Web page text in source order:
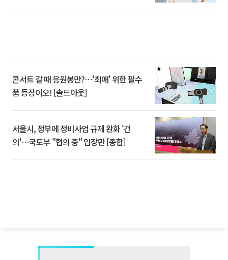
콘서트 갈 때 응원봉만?⋯'최애' 위한 필수
품 등장이오! [솔드아웃]
서울시, 정부에 정비사업 규제 완화 '건
의'⋯국토부 "협의 중" 입장만 [종합]